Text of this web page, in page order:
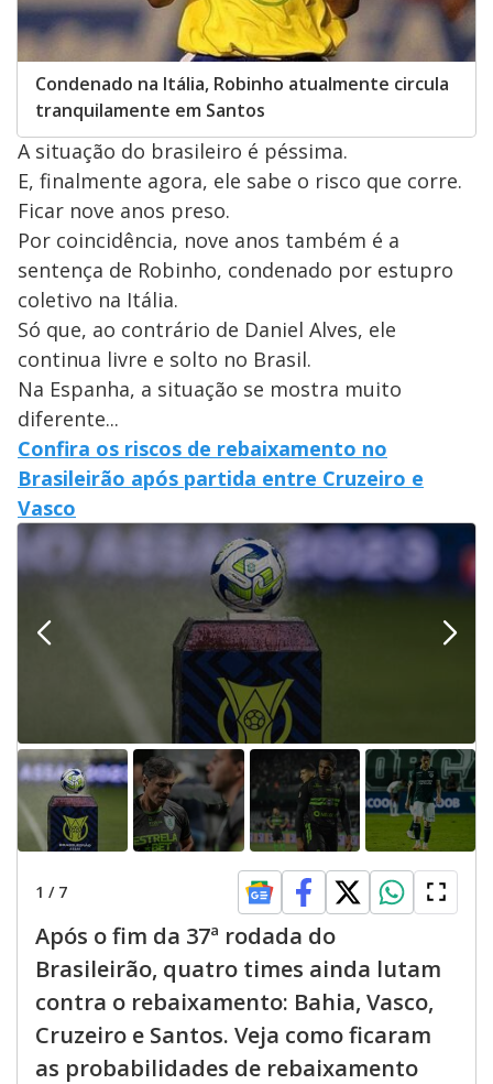
Condenado na Itália, Robinho atualmente circula
tranquilamente em Santos
A situação do brasileiro é péssima.
E, finalmente agora, ele sabe o risco que corre.
Ficar nove anos preso.
Por coincidência, nove anos também é a
sentença de Robinho, condenado por estupro
coletivo na Itália.
Só que, ao contrário de Daniel Alves, ele
continua livre e solto no Brasil.
Na Espanha, a situação se mostra muito
diferente...
Confira os riscos de rebaixamento no
Brasileirão após partida entre Cruzeiro e
Vasco
1 / 7
Após o fim da 37ª rodada do
Brasileirão, quatro times ainda lutam
contra o rebaixamento: Bahia, Vasco,
Cruzeiro e Santos. Veja como ficaram
as probabilidades de rebaixamento